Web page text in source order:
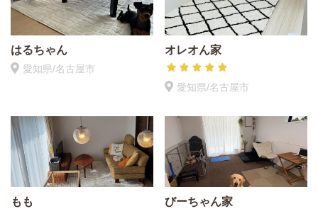
はるちゃん
愛知県/名古屋市
オレオん家
愛知県/名古屋市
もも びーちゃん家